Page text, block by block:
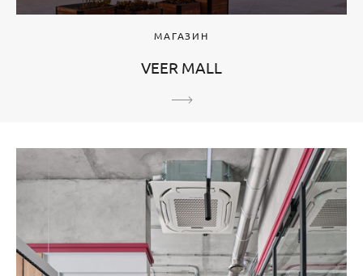
МАГАЗИН
VEER MALL